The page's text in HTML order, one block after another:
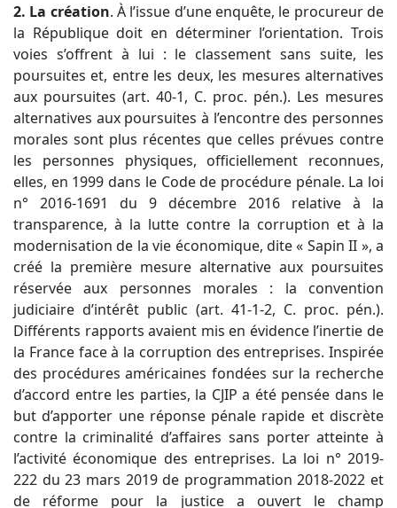
2. La création. À l’issue d’une enquête, le procureur de
la République doit en déterminer l’orientation. Trois
voies s’offrent à lui : le classement sans suite, les
poursuites et, entre les deux, les mesures alternatives
aux poursuites (art. 40-1, C. proc. pén.). Les mesures
alternatives aux poursuites à l’encontre des personnes
morales sont plus récentes que celles prévues contre
les personnes physiques, officiellement reconnues,
elles, en 1999 dans le Code de procédure pénale. La loi
n° 2016-1691 du 9 décembre 2016 relative à la
transparence, à la lutte contre la corruption et à la
modernisation de la vie économique, dite « Sapin II », a
créé la première mesure alternative aux poursuites
réservée aux personnes morales : la convention
judiciaire d’intérêt public (art. 41-1-2, C. proc. pén.).
Différents rapports avaient mis en évidence l’inertie de
la France face à la corruption des entreprises. Inspirée
des procédures américaines fondées sur la recherche
d’accord entre les parties, la CJIP a été pensée dans le
but d’apporter une réponse pénale rapide et discrète
contre la criminalité d’affaires sans porter atteinte à
l’activité économique des entreprises. La loi n° 2019-
222 du 23 mars 2019 de programmation 2018-2022 et
de réforme pour la justice a ouvert le champ